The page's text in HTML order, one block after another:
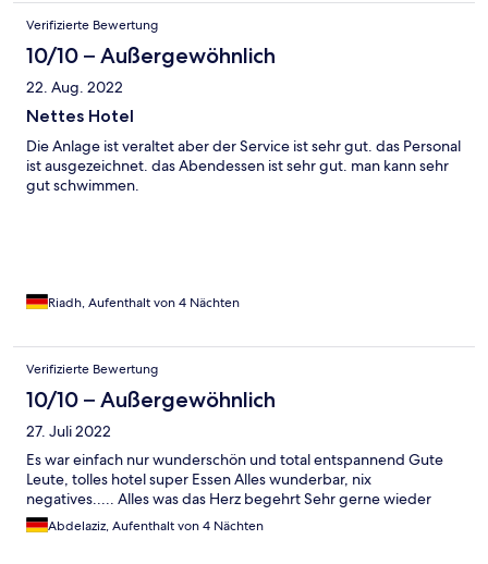
Verifizierte Bewertung
10/10 – Außergewöhnlich
22. Aug. 2022
Nettes Hotel
Die Anlage ist veraltet aber der Service ist sehr gut. das Personal
ist ausgezeichnet. das Abendessen ist sehr gut. man kann sehr
gut schwimmen.
Riadh, Aufenthalt von 4 Nächten
Verifizierte Bewertung
10/10 – Außergewöhnlich
27. Juli 2022
Es war einfach nur wunderschön und total entspannend Gute
Leute, tolles hotel super Essen Alles wunderbar, nix
negatives..... Alles was das Herz begehrt Sehr gerne wieder
Abdelaziz, Aufenthalt von 4 Nächten